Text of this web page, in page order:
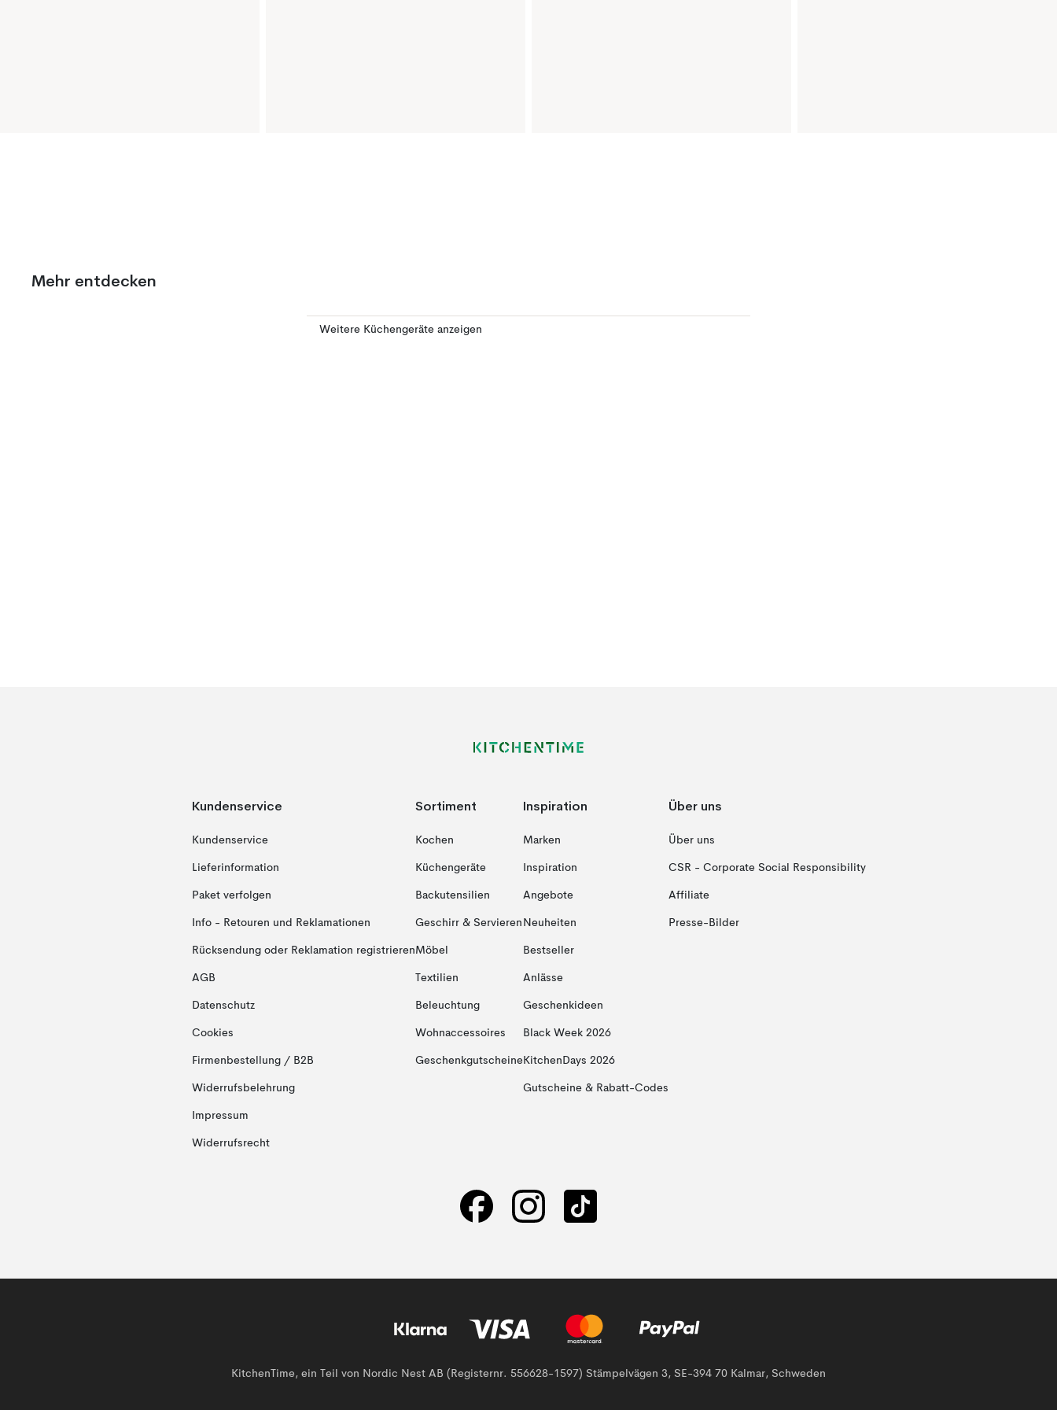
Mehr entdecken
Weitere Küchengeräte anzeigen
Kundenservice
Kundenservice
Lieferinformation
Paket verfolgen
Info - Retouren und Reklamationen
Rücksendung oder Reklamation registrieren
AGB
Datenschutz
Cookies
Firmenbestellung / B2B
Widerrufsbelehrung
Impressum
Widerrufsrecht
Sortiment
Kochen
Küchengeräte
Backutensilien
Geschirr & Servieren
Möbel
Textilien
Beleuchtung
Wohnaccessoires
Geschenkgutscheine
Inspiration
Marken
Inspiration
Angebote
Neuheiten
Bestseller
Anlässe
Geschenkideen
Black Week 2026
KitchenDays 2026
Gutscheine & Rabatt-Codes
Über uns
Über uns
CSR - Corporate Social Responsibility
Affiliate
Presse-Bilder
KitchenTime, ein Teil von Nordic Nest AB (Registernr. 556628-1597) Stämpelvägen 3, SE-394 70 Kalmar, Schweden